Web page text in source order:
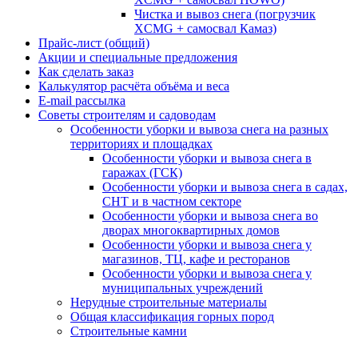
Чистка и вывоз снега (погрузчик
XCMG + самосвал Камаз)
Прайс-лист (общий)
Акции и специальные предложения
Как сделать заказ
Калькулятор расчёта объёма и веса
E-mail рассылка
Советы строителям и садоводам
Особенности уборки и вывоза снега на разных
территориях и площадках
Особенности уборки и вывоза снега в
гаражах (ГСК)
Особенности уборки и вывоза снега в садах,
СНТ и в частном секторе
Особенности уборки и вывоза снега во
дворах многоквартирных домов
Особенности уборки и вывоза снега у
магазинов, ТЦ, кафе и ресторанов
Особенности уборки и вывоза снега у
муниципальных учреждений
Нерудные строительные материалы
Общая классификация горных пород
Строительные камни